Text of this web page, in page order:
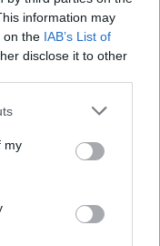
information may
on the IAB’s List of
disclose it to other
or more Google
You may click to
third-party tags to
in below Google
my
a 150 euro.
Guida